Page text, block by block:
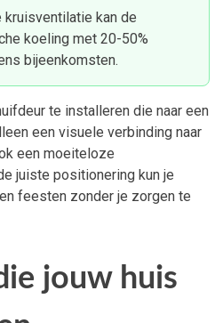
kruisventilatie kan de
koeling met 20-50%
bijeenkomsten.
te installeren die naar een
een visuele verbinding naar
een moeiteloze
juiste positionering kun je
feesten zonder je zorgen te
jouw huis